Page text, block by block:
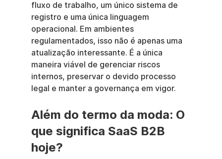
fluxo de trabalho, um único sistema de
registro e uma única linguagem
operacional. Em ambientes
regulamentados, isso não é apenas uma
atualização interessante. É a única
maneira viável de gerenciar riscos
internos, preservar o devido processo
legal e manter a governança em vigor.
Além do termo da moda: O
que significa SaaS B2B
hoje?